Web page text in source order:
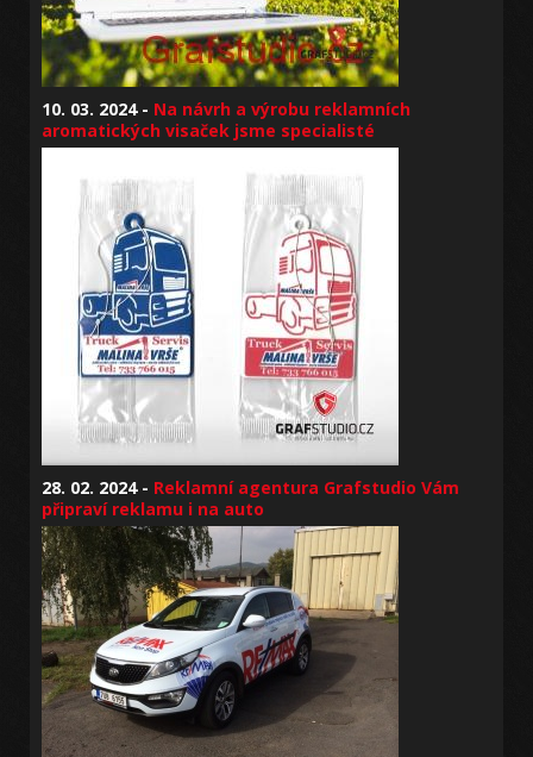
10. 03. 2024 - Na návrh a výrobu reklamních
aromatických visaček jsme specialisté
28. 02. 2024 - Reklamní agentura Grafstudio Vám
připraví reklamu i na auto